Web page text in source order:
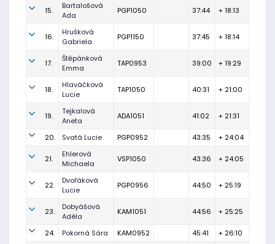
15.
Bartalošová
Ada
PGP1050 37:44 + 18:13
16.
Hrušková
Gabriela
PGP1150 37:45 + 18:14
17.
Štěpánková
Emma
TAP0953 39:00 + 19:29
18.
Hlaváčková
Lucie
TAP1050 40:31 + 21:00
19.
Tejkalová
Aneta
ADA1051 41:02 + 21:31
20. Svatá Lucie PGP0952 43:35 + 24:04
21.
Ehlerová
Michaela
VSP1050 43:36 + 24:05
22.
Dvořáková
Lucie
PGP0956 44:50 + 25:19
23.
Dobyášová
Adéla
KAM1051 44:56 + 25:25
24. Pokorná Sára KAM0952 45:41 + 26:10